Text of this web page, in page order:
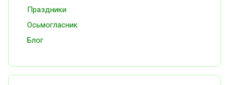
Праздники
Осьмогласник
Блог